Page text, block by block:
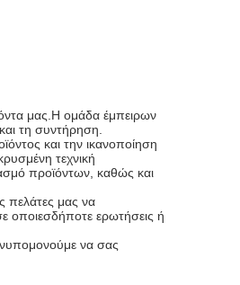
μας.Η ομάδα έμπειρων
τη συντήρηση.
και την ικανοποίηση
τεχνική
προϊόντων, καθώς και
πελάτες μας να
οποιεσδήποτε ερωτήσεις ή
να σας